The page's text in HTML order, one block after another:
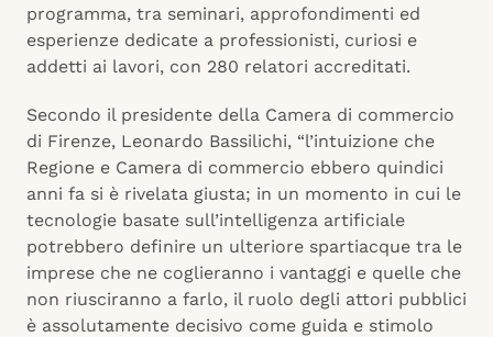
programma, tra seminari, approfondimenti ed
esperienze dedicate a professionisti, curiosi e
addetti ai lavori, con 280 relatori accreditati.
Secondo il presidente della Camera di commercio
di Firenze, Leonardo Bassilichi, “l’intuizione che
Regione e Camera di commercio ebbero quindici
anni fa si è rivelata giusta; in un momento in cui le
tecnologie basate sull’intelligenza artificiale
potrebbero definire un ulteriore spartiacque tra le
imprese che ne coglieranno i vantaggi e quelle che
non riusciranno a farlo, il ruolo degli attori pubblici
è assolutamente decisivo come guida e stimolo